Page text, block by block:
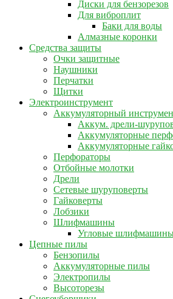
Диски для бензорезов
Для виброплит
Баки для воды
Алмазные коронки
Средства защиты
Очки защитные
Наушники
Перчатки
Щитки
Электроинструмент
Аккумуляторный
Аккум. дрели-
Аккумуляторные
Аккумуляторные
Перфораторы
Отбойные молотки
Дрели
Сетевые шуруповерты
Гайковерты
Лобзики
Шлифмашины
Угловые
Цепные пилы
Бензопилы
Аккумуляторные пилы
Электропилы
Высоторезы